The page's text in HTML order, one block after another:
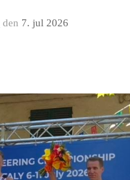
den 7. jul 2026